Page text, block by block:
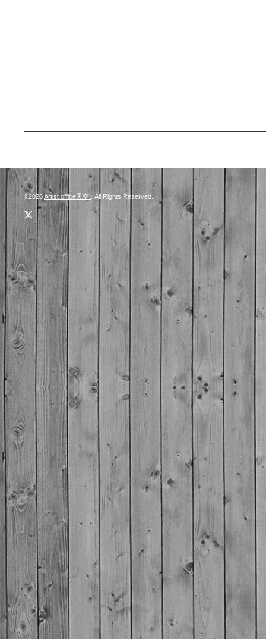
©2026Artist office天空 . All Rights Reserved.